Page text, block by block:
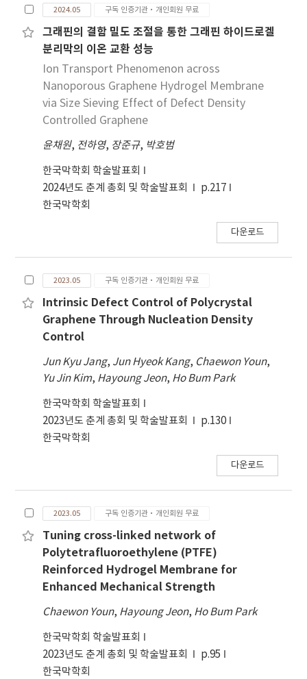
2024.05 구독 인증기관·개인회원 무료
그래핀의 결함 밀도 조절을 통한 그래핀 하이드로겔
분리막의 이온 교환 성능
Ion Transport Phenomenon across
Nanoporous Graphene Hydrogel Membrane
via Size Sieving Effect of Defect Density
Controlled Graphene
윤채원, 전하영, 장준규, 박호범
한국막학회 학술발표회
2024년도 춘계 총회 및 학술발표회
p.217
한국막학회
다운로드
2023.05 구독 인증기관·개인회원 무료
Intrinsic Defect Control of Polycrystal
Graphene Through Nucleation Density
Control
Jun Kyu Jang, Jun Hyeok Kang, Chaewon Youn,
Yu Jin Kim, Hayoung Jeon, Ho Bum Park
한국막학회 학술발표회
2023년도 춘계 총회 및 학술발표회
p.130
한국막학회
다운로드
2023.05 구독 인증기관·개인회원 무료
Tuning cross-linked network of
Polytetrafluoroethylene (PTFE)
Reinforced Hydrogel Membrane for
Enhanced Mechanical Strength
Chaewon Youn, Hayoung Jeon, Ho Bum Park
한국막학회 학술발표회
2023년도 춘계 총회 및 학술발표회
p.95
한국막학회